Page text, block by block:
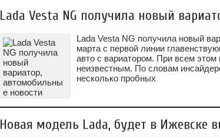
Lada Vesta NG получила новый
Lada Vesta NG получила новый
марта с первой линии
авто с вариатором. При всем этом
неизвестным. По словам
несколько пробных
Новая модель Lada, будет в Ижевске